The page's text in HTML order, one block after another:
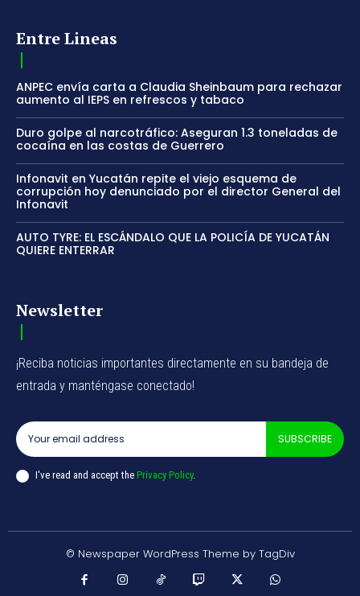
Entre Lineas
ANPEC envía carta a Claudia Sheinbaum para rechazar
aumento al IEPS en refrescos y tabaco
Duro golpe al narcotráfico: Aseguran 1.3 toneladas de
cocaína en las costas de Guerrero
Infonavit en Yucatán repite el viejo esquema de
corrupción hoy denunciado por el director General del
Infonavit
AUTO TYRE: EL ESCÁNDALO QUE LA POLICÍA DE YUCATÁN
QUIERE ENTERRAR
Newsletter
¡Reciba noticias importantes directamente en su bandeja de
entrada y manténgase conectado!
SUBSCRIBE
I've read and accept the Privacy Policy.
© Newspaper WordPress Theme by TagDiv